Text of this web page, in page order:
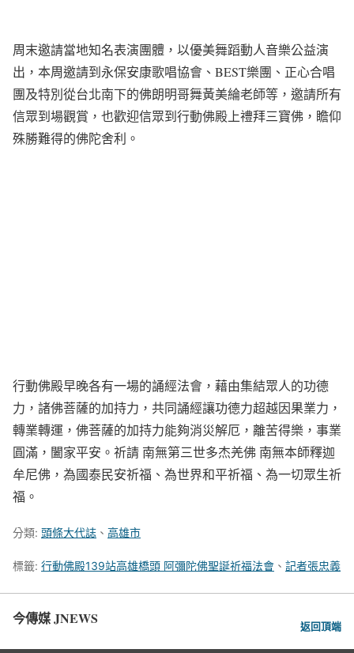
周末邀請當地知名表演團體，以優美舞蹈動人音樂公益演
出，本周邀請到永保安康歌唱協會、BEST樂團、正心合唱
團及特別從台北南下的佛朗明哥舞黃美綸老師等，邀請所有
信眾到場觀賞，也歡迎信眾到行動佛殿上禮拜三寶佛，瞻仰
殊勝難得的佛陀舍利。
行動佛殿早晚各有一場的誦經法會，藉由集結眾人的功德
力，諸佛菩薩的加持力，共同誦經讓功德力超越因果業力，
轉業轉運，佛菩薩的加持力能夠消災解厄，離苦得樂，事業
圓滿，闔家平安。祈請 南無第三世多杰羌佛 南無本師釋迦
牟尼佛，為國泰民安祈福、為世界和平祈福、為一切眾生祈
福。
分類: 頭條大代誌 、 高雄市
標籤: 行動佛殿139站高雄橋頭 阿彌陀佛聖誕祈福法會 、 記者張忠義
今傳媒 JNEWS 返回頂端